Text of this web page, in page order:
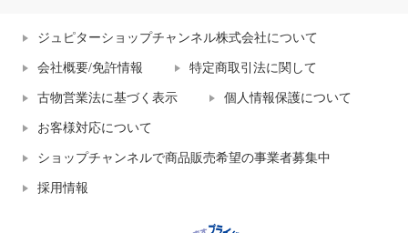
ジュピターショップチャンネル株式会社について
会社概要/免許情報 特定商取引法に関して
古物営業法に基づく表示 個人情報保護について
お客様対応について
ショップチャンネルで商品販売希望の事業者募集中
採用情報